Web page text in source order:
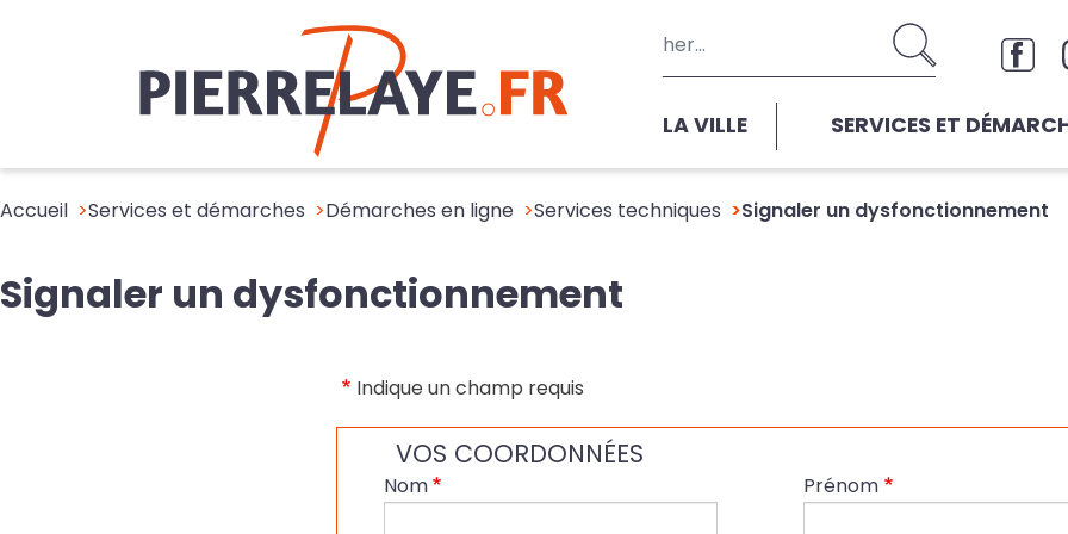
LA VILLE SERVICES ET
Accueil Services et démarches Démarches en ligne Services techniques Signaler un dysfonctionnement
Signaler un dysfonctionnement
Indique un champ requis
VOS COORDONNÉES
Nom Prénom